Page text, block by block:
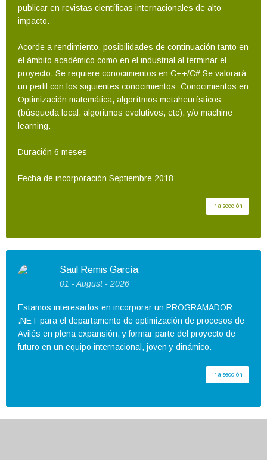
publicar en revistas científicas internacionales de alto
impacto.
Acorde a rendimiento, posibilidades de continuación tanto en
el ámbito académico como en el industrial al terminar el
proyecto. Se requiere conocimientos en C++/C# Se valorará
un perfil con los siguientes conocimientos: Conocimientos en
Optimización matemática, algorítmos metaheurísticos
(búsqueda local, algoritmos evolutivos, etc), y/o machine
learning.
Duración 6 meses
Fecha de incorporación Septiembre 2018
Ir a sección
Saul Remis García
01 - August - 2026
Estamos interesados en incorporar un PROGRAMADOR
.NET para el departamento de optimización de procesos de
Avilés en plena expansión, y formar parte del proyecto de
futuro en un equipo internacional, joven y dinámico.
Ir a sección